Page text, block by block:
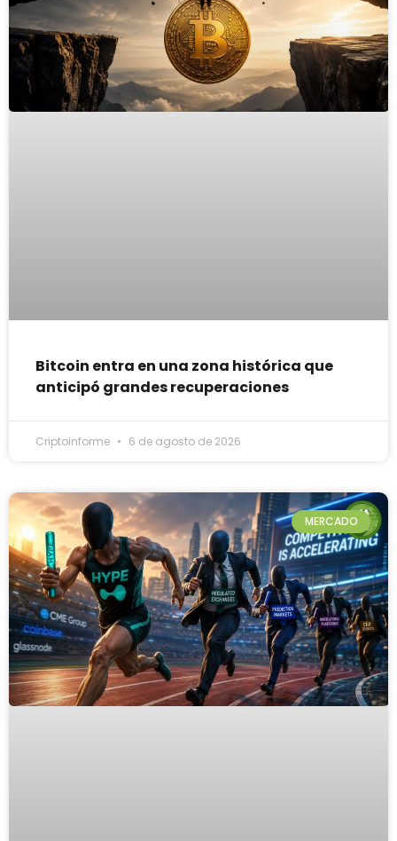
Bitcoin entra en una zona histórica que
anticipó grandes recuperaciones
Criptoinforme 6 de agosto de 2026
MERCADO